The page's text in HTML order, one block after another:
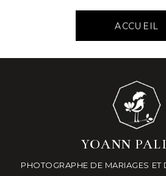
ACCUEIL
YOANN
PHOTOGRAPHE DE MARIAGES ET